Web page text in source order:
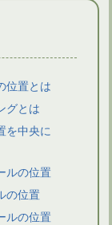
ら問題あり？
位置とは
グとは
を中央に
ルの位置
の位置
ルの位置